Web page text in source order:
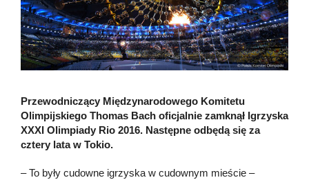
Przewodniczący Międzynarodowego Komitetu
Olimpijskiego Thomas Bach oficjalnie zamknął Igrzyska
XXXI Olimpiady Rio 2016. Następne odbędą się za
cztery lata w Tokio.
– To były cudowne igrzyska w cudownym mieście –